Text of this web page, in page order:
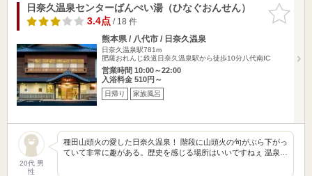
お気に入
りに追加
日奈久温泉センターばんぺい湯（ひなぐおんせん）
3.4点/ 18 件
熊本県 / 八代市 / 日奈久温泉
日奈久温泉駅781m
肥薩おれんじ鉄道日奈久温泉駅から徒歩10分八代南IC
営業時間 10:00～22:00
入浴料金 510円～
日帰り 家族風呂
20代 男
性
種田山頭火の愛した日奈久温泉！ 階段に山頭火の句がぶら下がっ
ていて非常に趣がある。歴史を感じる場所はいいですねぇ 温泉…